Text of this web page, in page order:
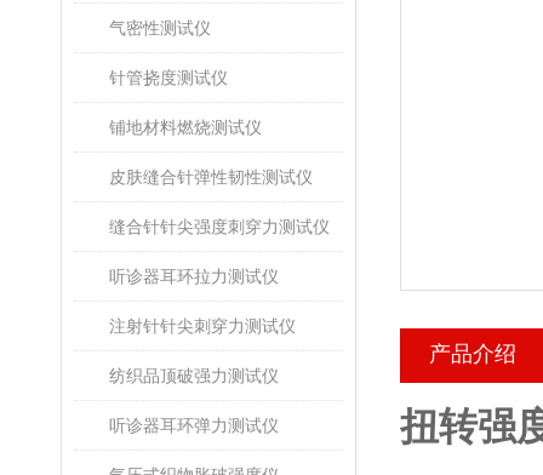
气密性测试仪
针管挠度测试仪
铺地材料燃烧测试仪
皮肤缝合针弹性韧性测试仪
缝合针针尖强度刺穿力测试仪
听诊器耳环拉力测试仪
注射针针尖刺穿力测试仪
纺织品顶破强力测试仪
听诊器耳环弹力测试仪
产品介绍
扭转强